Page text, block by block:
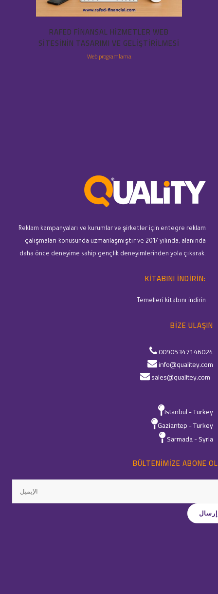
RAFED FINANSAL HIZMETLER WEB
SITESININ TASARIMI VE GELIŞTIRILMESI
Web programlama
Reklam kampanyaları ve kurumlar ve şirketler için entegre reklam
çalışmaları konusunda uzmanlaşmıştır ve 2017 yılında, alanında
daha önce deneyime sahip gençlik deneyimlerinden yola çıkarak.
KITABINI INDIRIN:
Temelleri kitabını indirin
BIZE ULAŞIN
00905347146024
info@qualitey.com
sales@qualitey.com
Istanbul - Turkey
Gaziantep - Turkey
Sarmada - Syria
BÜLTENIMIZE ABONE